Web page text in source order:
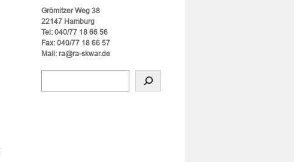
Grömitzer Weg 38
22147 Hamburg
Tel: 040/77 18 66 56
Fax: 040/77 18 66 57
Mail: ra@ra-skwar.de